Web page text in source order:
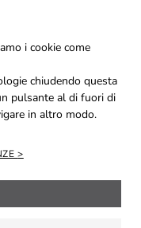
i cookie come
chiudendo questa
pulsante al di fuori di
in altro modo.